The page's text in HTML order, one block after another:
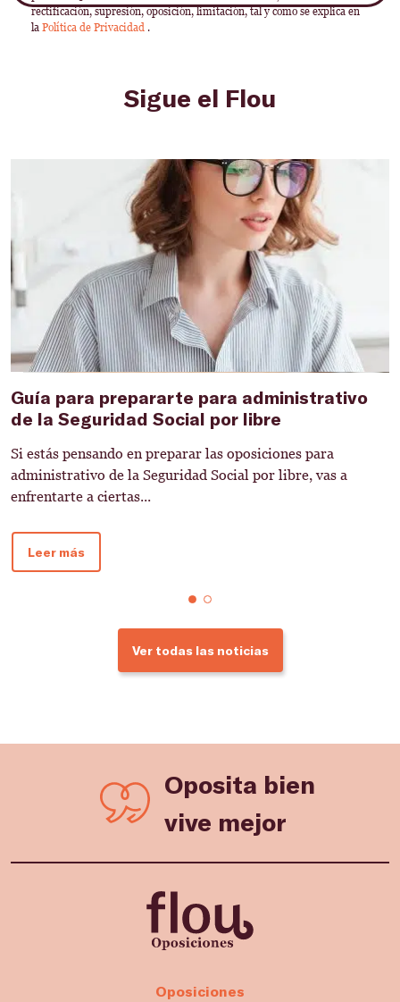
rectificación, supresión, oposición, limitación, tal y como se explica en
la Política de Privacidad .
Sigue el Flou
Guía para prepararte para administrativo
de la Seguridad Social por libre
Si estás pensando en preparar las oposiciones para
administrativo de la Seguridad Social por libre, vas a
enfrentarte a ciertas...
Leer más
Ver todas las noticias
Oposita bien
vive mejor
Oposiciones